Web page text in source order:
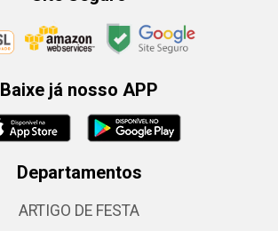
Baixe já nosso APP
Departamentos
ARTIGO DE FESTA